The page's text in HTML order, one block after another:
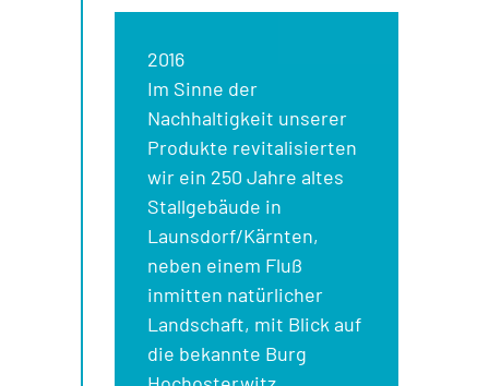
2016
Im Sinne der
Nachhaltigkeit unserer
Produkte revitalisierten
wir ein 250 Jahre altes
Stallgebäude in
Launsdorf/Kärnten,
neben einem Fluß
inmitten natürlicher
Landschaft, mit Blick auf
die bekannte Burg